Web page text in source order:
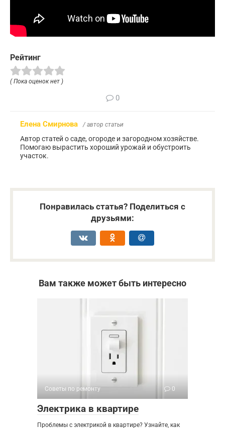
Рейтинг
( Пока оценок нет )
0
Елена Смирнова / автор статьи
Автор статей о саде, огороде и загородном хозяйстве.
Помогаю вырастить хороший урожай и обустроить
участок.
Понравилась статья? Поделиться с
друзьями:
Вам также может быть интересно
Советы по ремонту 0
Электрика в квартире
Проблемы с электрикой в квартире? Узнайте, как